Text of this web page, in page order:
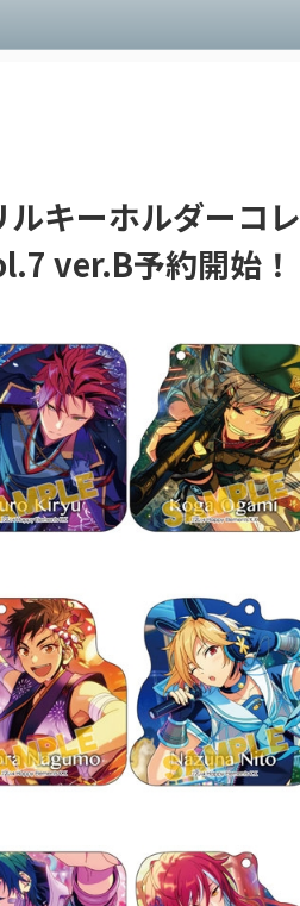
キーホルダーコレ
ver.B予約開始！